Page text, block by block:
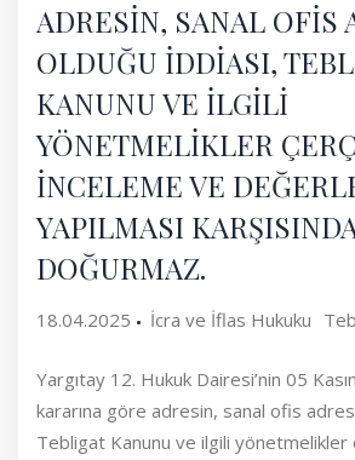
ADRESİN, SANAL OFİS
OLDUĞU İDDİASI,
KANUNU VE İLGİLİ
YÖNETMELİKLER
İNCELEME VE
YAPILMASI
DOĞURMAZ.
18.04.2025 İcra ve İflas Hukuku
Yargıtay 12. Hukuk Dairesi’nin 05
kararına göre adresin, sanal ofis
Tebligat Kanunu ve ilgili yönetmelikler